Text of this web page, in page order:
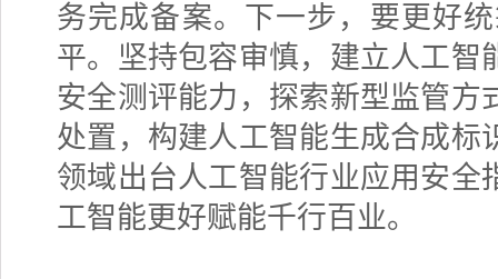
务完成备案。下一步，要更好
平。坚持包容审慎，建立人工智
安全测评能力，探索新型监管方
处置，构建人工智能生成合成标
领域出台人工智能行业应用安全
工智能更好赋能千行百业。